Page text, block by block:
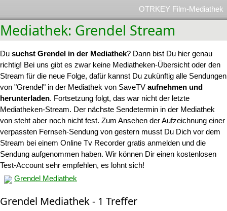
OTRKEY Film-Mediathek
Mediathek: Grendel Stream
Du suchst Grendel in der Mediathek? Dann bist Du hier genau
richtig! Bei uns gibt es zwar keine Mediatheken-Übersicht oder den
Stream für die neue Folge, dafür kannst Du zukünftig alle Sendungen
von "Grendel" in der Mediathek von SaveTV aufnehmen und
herunterladen. Fortsetzung folgt, das war nicht der letzte
Mediatheken-Stream. Der nächste Sendetermin in der Mediathek
von steht aber noch nicht fest. Zum Ansehen der Aufzeichnung einer
verpassten Fernseh-Sendung von gestern musst Du Dich vor dem
Stream bei einem Online Tv Recorder gratis anmelden und die
Sendung aufgenommen haben. Wir können Dir einen kostenlosen
Test-Account sehr empfehlen, es lohnt sich!
Grendel Mediathek
Grendel Mediathek - 1 Treffer